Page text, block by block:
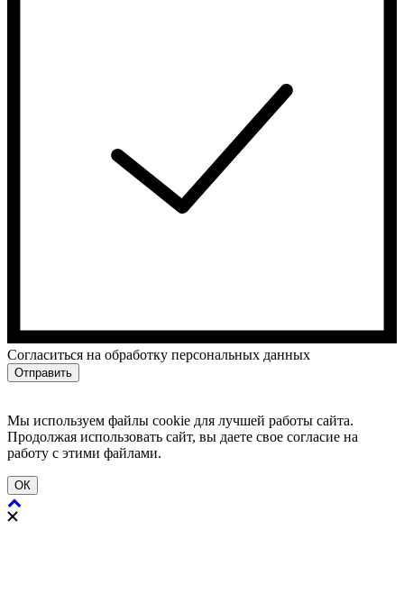
Cогласиться на обработку персональных данных
Отправить
Мы используем файлы cookie для лучшей работы сайта.
Продолжая использовать сайт, вы даете свое согласие на
работу с этими файлами.
ОК